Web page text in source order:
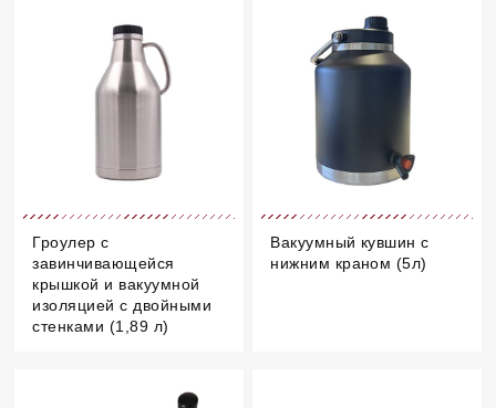
Гроулер с
завинчивающейся
крышкой и вакуумной
изоляцией с двойными
стенками (1,89 л)
Вакуумный кувшин с
нижним краном (5л)